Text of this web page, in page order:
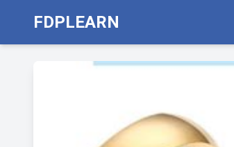
FDPLEARN